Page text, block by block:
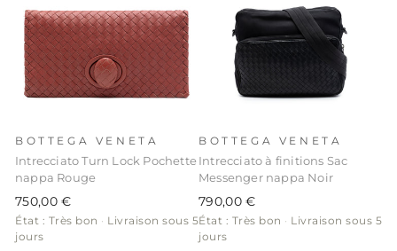
BOTTEGA VENETA
Intrecciato Turn Lock Pochette
nappa Rouge
750,00 €
État : Très bon · Livraison sous 5
jours
BOTTEGA VENETA
Intrecciato à finitions Sac
Messenger nappa Noir
790,00 €
État : Très bon · Livraison sous 5
jours